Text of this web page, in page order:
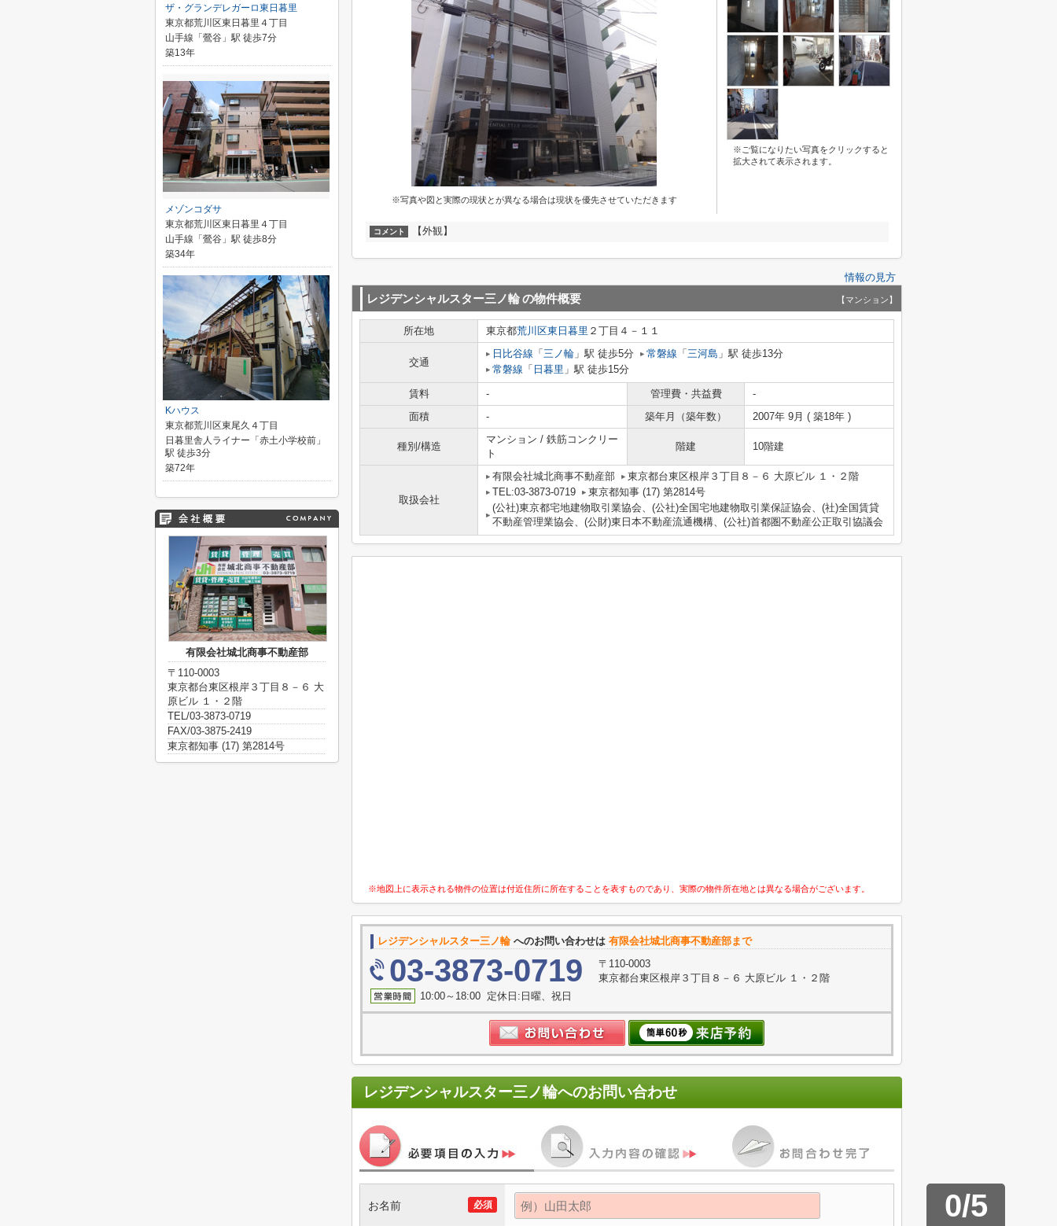
※写真や図と実際の現状とが異なる場合は現状を優先させていただきます
※ご覧になりたい写真をクリックすると
拡大されて表示されます。
コメント 【外観】
情報の見方
レジデンシャルスター三ノ輪の物件概要 【マンション】
所在地 東京都荒川区東日暮里 ２丁目４－１１
交通
日比谷線 「 三ノ輪 」駅 徒歩5分 常磐線 「 三河島 」駅 徒歩13分
常磐線 「 日暮里 」駅 徒歩15分
賃料 - 管理費・共益費
-
面積
- 築年月（築年数） 2007年 9月 ( 築18年 )
種別/構造
マンション / 鉄筋コンクリー
ト
階建 10階建
取扱会社
有限会社城北商事不動産部
東京都台東区根岸３丁目８－６ 大原ビル １・２階
TEL:03-3873-0719
東京都知事 (17) 第2814号
(公社)東京都宅地建物取引業協会、(公社)全国宅地建物取引業保証協会、(社)全国賃貸
不動産管理業協会、(公財)東日本不動産流通機構、(公社)首都圏不動産公正取引協議会
※地図上に表示される物件の位置は付近住所に所在することを表すものであり、実際の物件所在地とは異なる場合がございます。
レジデンシャルスター三ノ輪 へのお問い合わせは 有限会社城北商事不動産部まで
03-3873-0719
〒110-0003
東京都台東区根岸３丁目８－６ 大原ビル １・２階
10:00～18:00 定休日:日曜、祝日
レジデンシャルスター三ノ輪へのお問い合わせ
0/5
必須
お名前
ザ・グランデレガーロ東日暮里
東京都荒川区東日暮里４丁目
山手線「鶯谷」駅 徒歩7分
築13年
メゾンコダサ
東京都荒川区東日暮里４丁目
山手線「鶯谷」駅 徒歩8分
築34年
Kハウス
東京都荒川区東尾久４丁目
日暮里舎人ライナー「赤土小学校前」
駅 徒歩3分
築72年
有限会社城北商事不動産部
〒110-0003
東京都台東区根岸３丁目８－６ 大
原ビル １・２階
TEL/03-3873-0719
FAX/03-3875-2419
東京都知事 (17) 第2814号